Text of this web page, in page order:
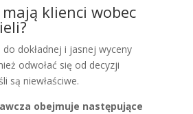
klienci wobec
dokładnej i jasnej wyceny
odwołać się od decyzji
są niewłaściwe.
obejmuje następujące